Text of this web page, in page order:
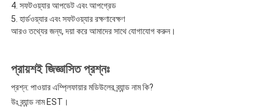
সফটওয়্যার আপডেট এবং আপগ্রেড
হার্ডওয়্যার এবং সফটওয়্যার রক্ষণাবেক্ষণ
আরও তথ্যের জন্য, দয়া করে আমাদের সাথে যোগাযোগ করুন।
প্রায়শই জিজ্ঞাসিত প্রশ্নঃ
প্রশ্ন: পাওয়ার এম্প্লিফায়ার মডিউলের ব্র্যান্ড নাম কি?
উঃ ব্র্যান্ড নাম EST।